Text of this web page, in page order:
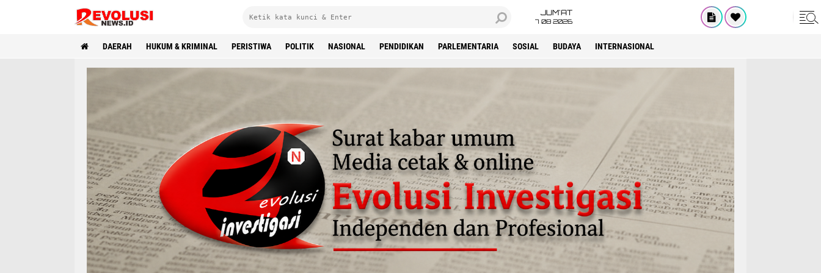
JUM'AT
7 08 2026
DAERAH HUKUM & KRIMINAL PERISTIWA POLITIK NASIONAL PENDIDIKAN PARLEMENTARIA SOSIAL BUDAYA INTERNASIONAL
'Advertisement'